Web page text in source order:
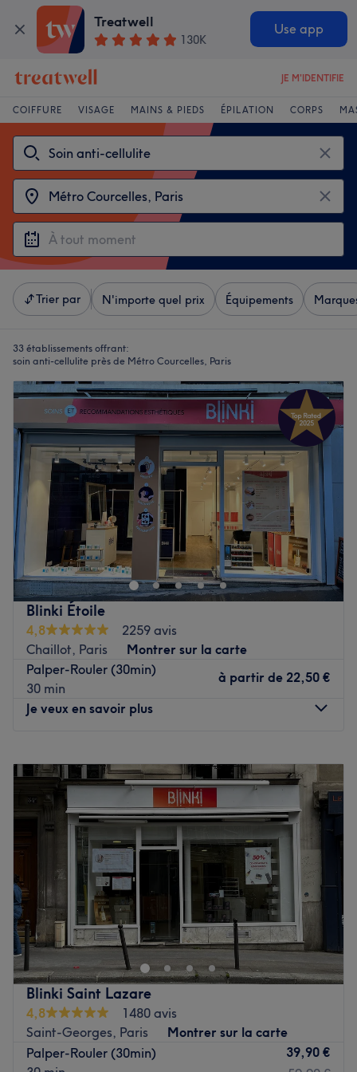
Treatwell
130K
Use app
JE M'IDENTIFIE
COIFFURE VISAGE MAINS & PIEDS ÉPILATION CORPS
Trier par N'importe quel prix Équipements
33 établissements offrant:
soin anti-cellulite près de Métro Courcelles, Paris
Blinki Étoile
4,8
2259 avis
Chaillot, Paris
Montrer sur la carte
Palper-Rouler (30min)
30 min
à partir de 22,50 €
Je veux en savoir plus
Mardi
09:00–19:00
Mercredi
09:00–19:00
Jeudi
09:00–19:00
Vendredi
19:00
09:00–
19:00
Dimanche
Fermé
Blinki Étoile, anciennement connu sous le nom “À Vous de
Plaire”, est un institut de beauté situé dans le 16ᵉ
arrondissement de Paris, au cœur du quartier Iéna, à
deux pas de l’Arc de Triomphe. Venez profiter de
prestations et de soins entièrement personnalisés et
adaptés à vos attentes grâce à l’expertise de nos
praticiennes.
Tous les produits utilisés pour vos prestations sont
sélectionnés avec le plus grand soin. Ils conjuguent
Blinki Saint Lazare
4,8
1480 avis
Saint-Georges, Paris
Montrer sur la carte
Palper-Rouler (30min)
39,90 €